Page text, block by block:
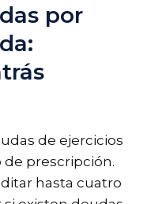
por
de ejercicios
prescripción.
hasta cuatro